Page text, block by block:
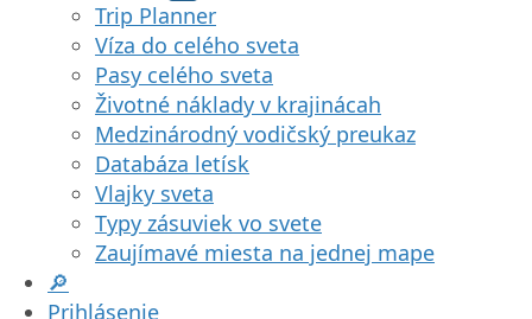
Trip Planner
Víza do celého sveta
Pasy celého sveta
Životné náklady v krajinácah
Medzinárodný vodičský preukaz
Databáza letísk
Vlajky sveta
Typy zásuviek vo svete
Zaujímavé miesta na jednej mape
🔎
Prihlásenie